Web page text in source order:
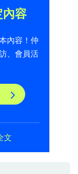
內容
內容！仲
、會員活
文